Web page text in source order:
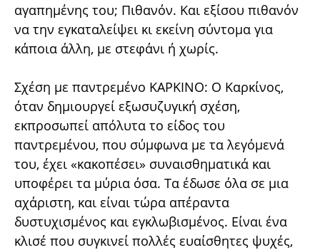
αγαπημένης του; Πιθανόν. Και εξίσου πιθανόν
να την εγκαταλείψει κι εκείνη σύντομα για
κάποια άλλη, με στεφάνι ή χωρίς.
Σχέση με παντρεμένο ΚΑΡΚΙΝΟ: Ο Καρκίνος,
όταν δημιουργεί εξωσυζυγική σχέση,
εκπροσωπεί απόλυτα το είδος του
παντρεμένου, που σύμφωνα με τα λεγόμενά
του, έχει «κακοπέσει» συναισθηματικά και
υποφέρει τα μύρια όσα. Τα έδωσε όλα σε μια
αχάριστη, και είναι τώρα απέραντα
δυστυχισμένος και εγκλωβισμένος. Είναι ένα
κλισέ που συγκινεί πολλές ευαίσθητες ψυχές,